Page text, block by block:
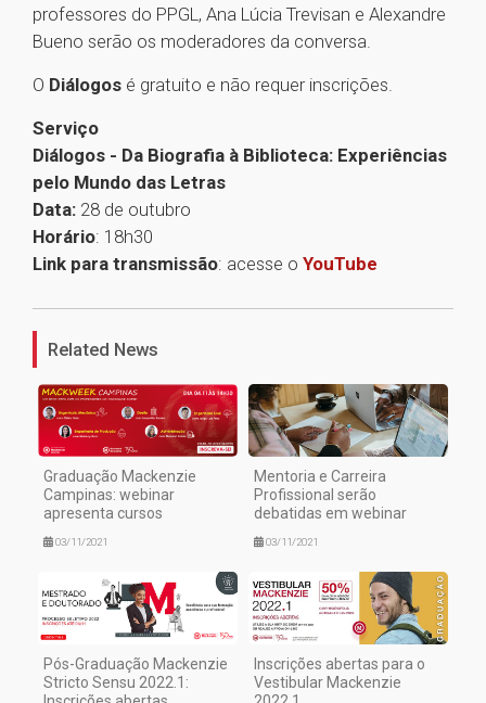
professores do PPGL, Ana Lúcia Trevisan e Alexandre
Bueno serão os moderadores da conversa.
O Diálogos é gratuito e não requer inscrições.
Serviço
Diálogos - Da Biografia à Biblioteca: Experiências
pelo Mundo das Letras
Data: 28 de outubro
Horário: 18h30
Link para transmissão: acesse o YouTube
1
Related News
Graduação Mackenzie
Campinas: webinar
apresenta cursos
03/11/2021
Mentoria e Carreira
Profissional serão
debatidas em webinar
03/11/2021
Pós-Graduação Mackenzie
Stricto Sensu 2022.1:
Inscrições abertas para o
Vestibular Mackenzie